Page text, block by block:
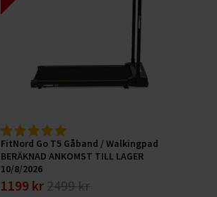
FitNord Go T5 Gåband / Walkingpad
BERÄKNAD ANKOMST TILL LAGER
10/8/2026
1199 kr 2499 kr